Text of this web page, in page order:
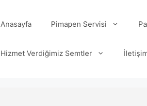
Anasayfa Pimapen Servisi
Hizmet Verdiğimiz Semtler